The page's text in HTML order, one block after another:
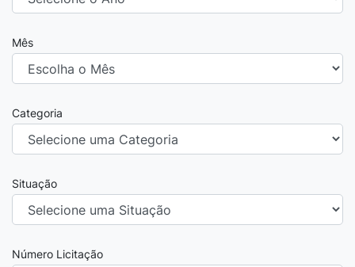
Mês
Categoria
Situação
Número Licitação